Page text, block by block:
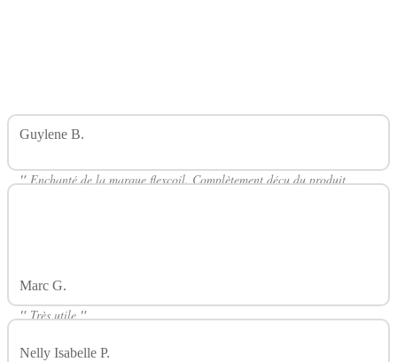
Guylene B.
"Enchanté de la marque flexcoil. Complètement déçu du produit
Marc G.
"Très utile"
Nelly Isabelle P.